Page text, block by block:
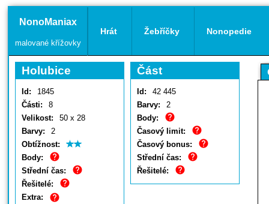
NonoManiax
malované křížovky
Hrát Žebříčky Nonopedie
Holubice
Id:
1845
Části:
8
Velikost:
50 x 28
Barvy:
2
Obtížnost:
Body:
Střední čas:
Řešitelé:
Extra:
Část
Id:
42 445
Barvy:
2
Body:
Časový limit:
Časový bonus:
Střední čas:
Řešitelé: